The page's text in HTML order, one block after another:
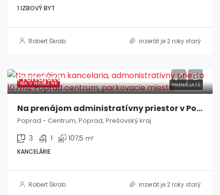
1 IZBOVÝ BYT
Robert Škrab inzerát je 2 roky starý
IBA V NAŠEJ RK PRENAJATÉ
Prenajaté
Na prenájom administratívny priestor v Poprade
Poprad - Centrum, Poprad, Prešovský kraj
3 1 107,5 m²
KANCELÁRIE
Robert Škrab inzerát je 2 roky starý